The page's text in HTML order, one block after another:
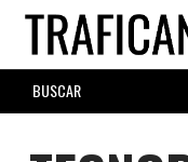
Skip
main
content
SEARCH
FORM